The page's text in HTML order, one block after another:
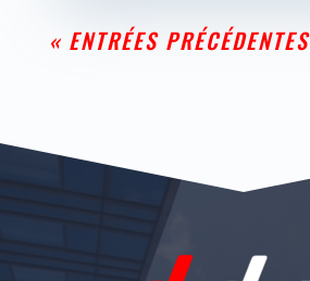
« ENTRÉES PRÉCÉDENTES